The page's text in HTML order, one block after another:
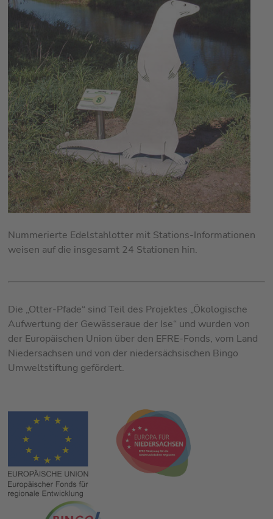
Nummerierte Edelstahlotter mit Stations-Informationen
weisen auf die insgesamt 24 Stationen hin.
Die „Otter-Pfade“ sind Teil des Projektes „Ökologische
Aufwertung der Gewässeraue der Ise“ und wurden von
der Europäischen Union über den EFRE-Fonds, vom Land
Niedersachsen und von der niedersächsischen Bingo
Umweltstiftung gefördert.